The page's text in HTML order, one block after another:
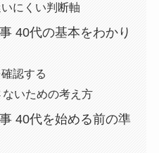
にくい判断軸
40代の基本をわかり
認する
いための考え方
40代を始める前の準